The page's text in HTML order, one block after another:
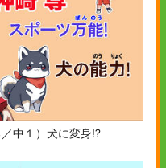
中１）犬に変身⁉